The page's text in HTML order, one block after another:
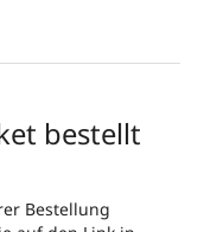
bestellt
Bestellung